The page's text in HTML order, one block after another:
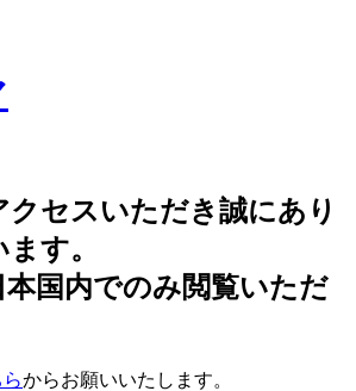
クセスいただき誠にあり
す。
国内でのみ閲覧いただ
からお願いいたします。